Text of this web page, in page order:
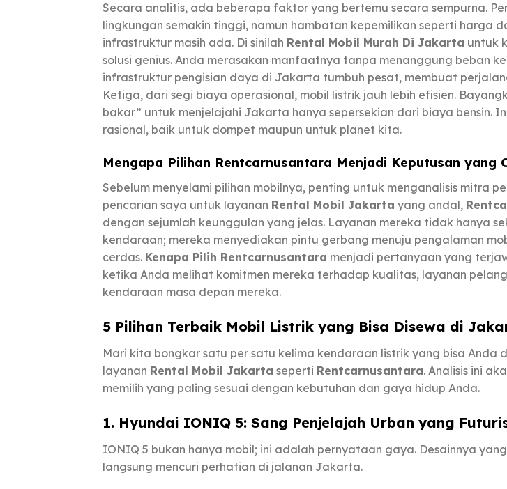
Secara analitis, ada beberapa faktor yang bertemu secara sempurna.
lingkungan semakin tinggi, namun hambatan kepemilikan seperti harga
infrastruktur masih ada. Di sinilah Rental Mobil Murah Di Jakarta untuk
solusi genius. Anda merasakan manfaatnya tanpa menanggung beban
infrastruktur pengisian daya di Jakarta tumbuh pesat, membuat
Ketiga, dari segi biaya operasional, mobil listrik jauh lebih efisien.
bakar” untuk menjelajahi Jakarta hanya sepersekian dari biaya bensin.
rasional, baik untuk dompet maupun untuk planet kita.
Mengapa Pilihan Rentcarnusantara Menjadi Keputusan yang
Sebelum menyelami pilihan mobilnya, penting untuk menganalisis mitra
pencarian saya untuk layanan Rental Mobil Jakarta yang andal,
dengan sejumlah keunggulan yang jelas. Layanan mereka tidak hanya
kendaraan; mereka menyediakan pintu gerbang menuju pengalaman
cerdas. Kenapa Pilih Rentcarnusantara menjadi pertanyaan yang
ketika Anda melihat komitmen mereka terhadap kualitas, layanan
kendaraan masa depan mereka.
5 Pilihan Terbaik Mobil Listrik yang Bisa Disewa di
Mari kita bongkar satu per satu kelima kendaraan listrik yang bisa Anda
layanan Rental Mobil Jakarta seperti Rentcarnusantara. Analisis ini
memilih yang paling sesuai dengan kebutuhan dan gaya hidup Anda.
1. Hyundai IONIQ 5: Sang Penjelajah Urban yang
IONIQ 5 bukan hanya mobil; ini adalah pernyataan gaya. Desainnya
langsung mencuri perhatian di jalanan Jakarta.